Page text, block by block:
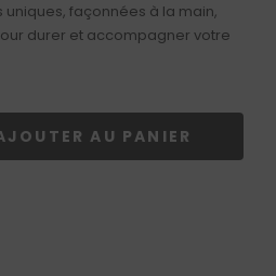
uniques, façonnées à la main,
durer et accompagner votre
AU PANIER